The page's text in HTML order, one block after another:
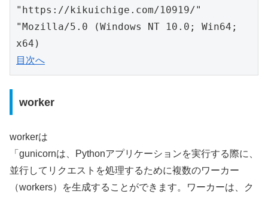
"https://kikuichige.com/10919/"
"Mozilla/5.0 (Windows NT 10.0; Win64;
目次へ
worker
workerは
「gunicornは、Pythonアプリケーションを実行する際に、
並行してリクエストを処理するために複数のワーカー
（workers）を生成することができます。ワーカーは、ク